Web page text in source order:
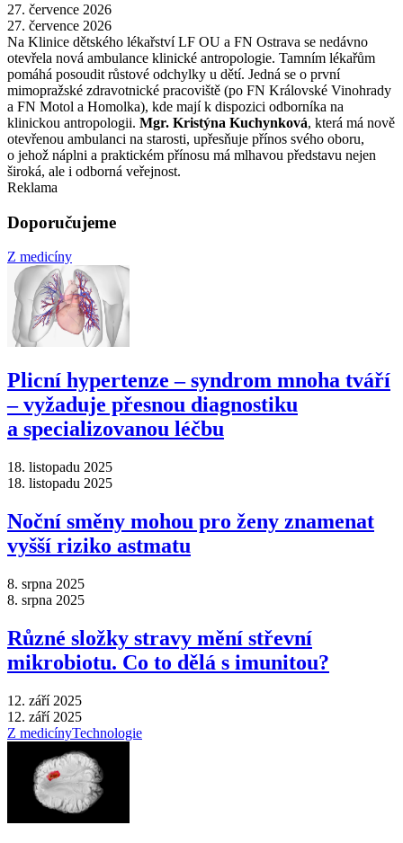
27. července 2026
27. července 2026
Na Klinice dětského lékařství LF OU a FN Ostrava se nedávno
otevřela nová ambulance klinické antropologie. Tamním lékařům
pomáhá posoudit růstové odchylky u dětí. Jedná se o první
mimopražské zdravotnické pracoviště (po FN Královské Vinohrady
a FN Motol a Homolka), kde mají k dispozici odborníka na
klinickou antropologii. Mgr. Kristýna Kuchynková, která má nově
otevřenou ambulanci na starosti, upřesňuje přínos svého oboru,
o jehož náplni a praktickém přínosu má mlhavou představu nejen
široká, ale i odborná veřejnost.
Reklama
Doporučujeme
Z medicíny
Plicní hypertenze –⁠ syndrom mnoha tváří
–⁠ vyžaduje přesnou diagnostiku
a specializovanou léčbu
18. listopadu 2025
18. listopadu 2025
Noční směny mohou pro ženy znamenat
vyšší riziko astmatu
8. srpna 2025
8. srpna 2025
Různé složky stravy mění střevní
mikrobiotu. Co to dělá s imunitou?
12. září 2025
12. září 2025
Z medicínyTechnologie